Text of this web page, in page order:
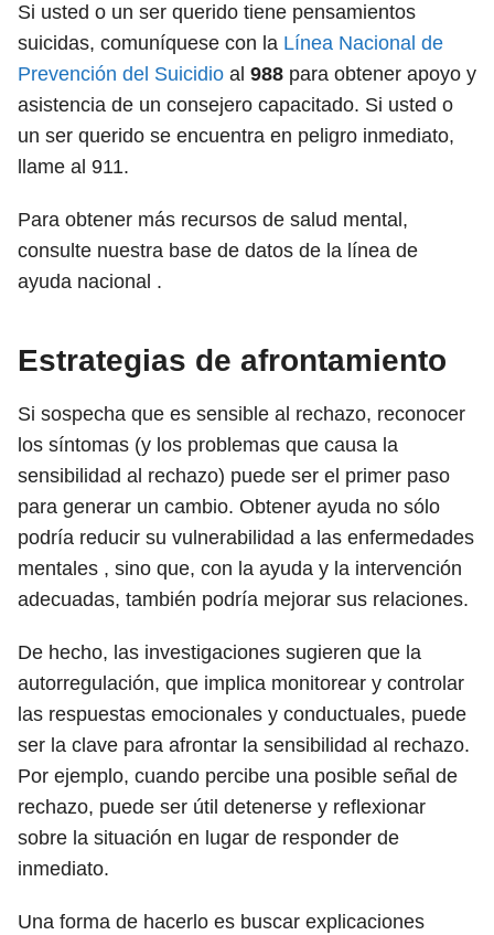
Si usted o un ser querido tiene pensamientos
suicidas, comuníquese con la Línea Nacional de
Prevención del Suicidio al 988 para obtener apoyo y
asistencia de un consejero capacitado. Si usted o
un ser querido se encuentra en peligro inmediato,
llame al 911.
Para obtener más recursos de salud mental,
consulte nuestra base de datos de la línea de
ayuda nacional .
Estrategias de afrontamiento
Si sospecha que es sensible al rechazo, reconocer
los síntomas (y los problemas que causa la
sensibilidad al rechazo) puede ser el primer paso
para generar un cambio. Obtener ayuda no sólo
podría reducir su vulnerabilidad a las enfermedades
mentales , sino que, con la ayuda y la intervención
adecuadas, también podría mejorar sus relaciones.
De hecho, las investigaciones sugieren que la
autorregulación, que implica monitorear y controlar
las respuestas emocionales y conductuales, puede
ser la clave para afrontar la sensibilidad al rechazo.
Por ejemplo, cuando percibe una posible señal de
rechazo, puede ser útil detenerse y reflexionar
sobre la situación en lugar de responder de
inmediato.
Una forma de hacerlo es buscar explicaciones